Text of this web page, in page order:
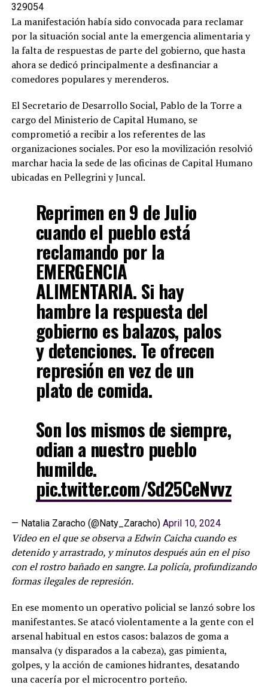
329054
La manifestación había sido convocada para reclamar
por la situación social ante la emergencia alimentaria y
la falta de respuestas de parte del gobierno, que hasta
ahora se dedicó principalmente a desfinanciar a
comedores populares y merenderos.
El Secretario de Desarrollo Social, Pablo de la Torre a
cargo del Ministerio de Capital Humano, se
comprometió a recibir a los referentes de las
organizaciones sociales. Por eso la movilización resolvió
marchar hacia la sede de las oficinas de Capital Humano
ubicadas en Pellegrini y Juncal.
Reprimen en 9 de Julio
cuando el pueblo está
reclamando por la
EMERGENCIA
ALIMENTARIA. Si hay
hambre la respuesta del
gobierno es balazos, palos
y detenciones. Te ofrecen
represión en vez de un
plato de comida.
Son los mismos de siempre,
odian a nuestro pueblo
humilde.
pic.twitter.com/Sd25CeNvvz
— Natalia Zaracho (@Naty_Zaracho) April 10, 2024
Video en el que se observa a Edwin Caicha cuando es
detenido y arrastrado, y minutos después aún en el piso
con el rostro bañado en sangre. La policía, profundizando
formas ilegales de represión.
En ese momento un operativo policial se lanzó sobre los
manifestantes. Se atacó violentamente a la gente con el
arsenal habitual en estos casos: balazos de goma a
mansalva (y disparados a la cabeza), gas pimienta,
golpes, y la acción de camiones hidrantes, desatando
una cacería por el microcentro porteño.